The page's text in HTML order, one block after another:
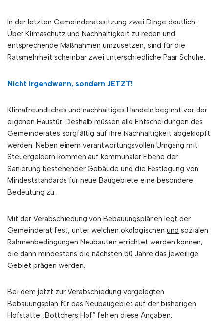
In der letzten Gemeinderatssitzung zwei Dinge deutlich:
Über Klimaschutz und Nachhaltigkeit zu reden und
entsprechende Maßnahmen umzusetzen, sind für die
Ratsmehrheit scheinbar zwei unterschiedliche Paar Schuhe.
Nicht irgendwann, sondern JETZT!
Klimafreundliches und nachhaltiges Handeln beginnt vor der
eigenen Haustür. Deshalb müssen alle Entscheidungen des
Gemeinderates sorgfältig auf ihre Nachhaltigkeit abgeklopft
werden. Neben einem verantwortungsvollen Umgang mit
Steuergeldern kommen auf kommunaler Ebene der
Sanierung bestehender Gebäude und die Festlegung von
Mindeststandards für neue Baugebiete eine besondere
Bedeutung zu.
Mit der Verabschiedung von Bebauungsplänen legt der
Gemeinderat fest, unter welchen ökologischen und sozialen
Rahmenbedingungen Neubauten errichtet werden können,
die dann mindestens die nächsten 50 Jahre das jeweilige
Gebiet prägen werden.
Bei dem jetzt zur Verabschiedung vorgelegten
Bebauungsplan für das Neubaugebiet auf der bisherigen
Hofstätte „Böttchers Hof“ fehlen diese Angaben.